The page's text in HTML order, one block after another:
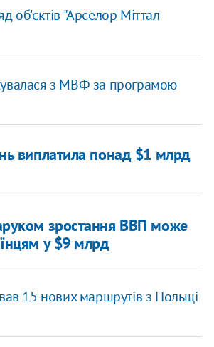
об'єктів "Арселор Міттал
з МВФ за програмою
виплатила понад $1 млрд
зростання ВВП може
у $9 млрд
15 нових маршрутів з Польщі